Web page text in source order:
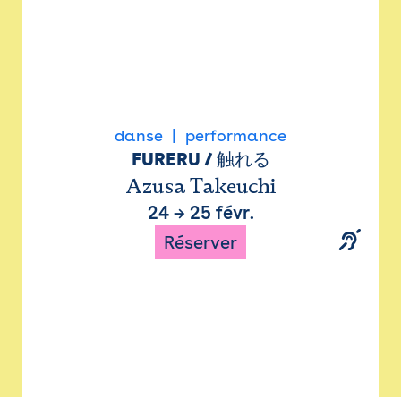
danse performance
FURERU / 触れる
Azusa Takeuchi
24→ 25 févr.
Réserver